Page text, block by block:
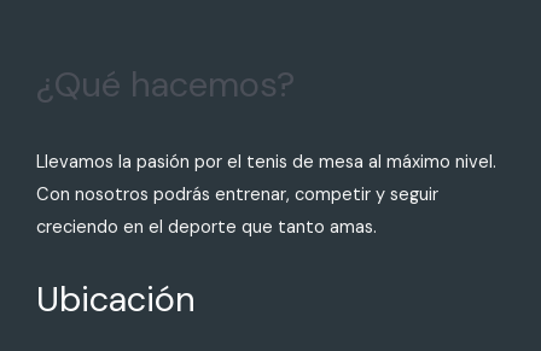
¿Qué hacemos?
Llevamos la pasión por el tenis de mesa al máximo nivel.
Con nosotros podrás entrenar, competir y seguir
creciendo en el deporte que tanto amas.
Ubicación